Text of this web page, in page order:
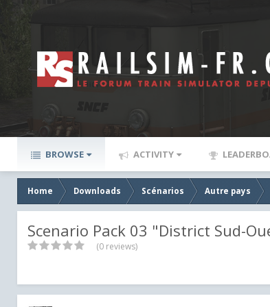
BROWSE ACTIVITY
Home Downloads Scénarios Autre pays
Scenario Pack 03 "District Sud-
(0 reviews)